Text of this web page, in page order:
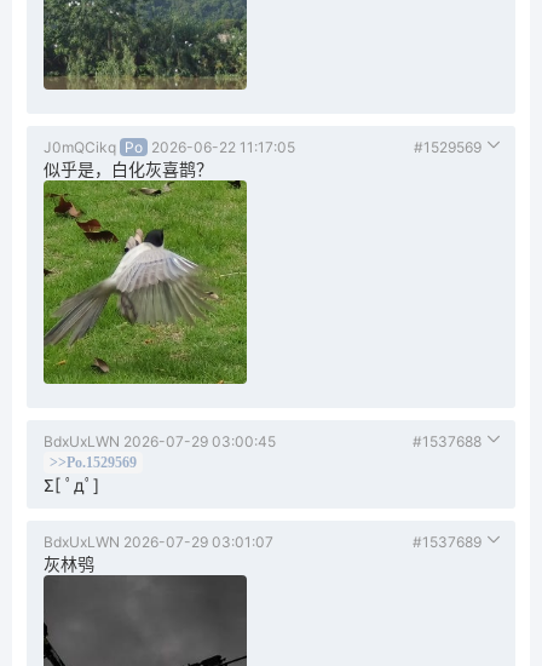
J0mQCikq Po 2026-06-22 11:17:05 #1529569
似乎是，白化灰喜鹊？
BdxUxLWN 2026-07-29 03:00:45 #1537688
>>Po.1529569
Σ[ ﾟдﾟ]
BdxUxLWN 2026-07-29 03:01:07 #1537689
灰林鸮